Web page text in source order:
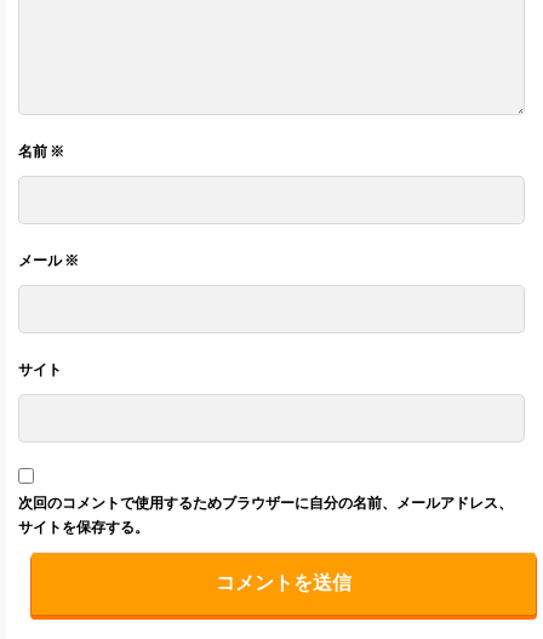
名前 ※
メール※
サイト
次回のコメントで使用するためブラウザーに自分の名前、メールアドレス、
サイトを保存する。